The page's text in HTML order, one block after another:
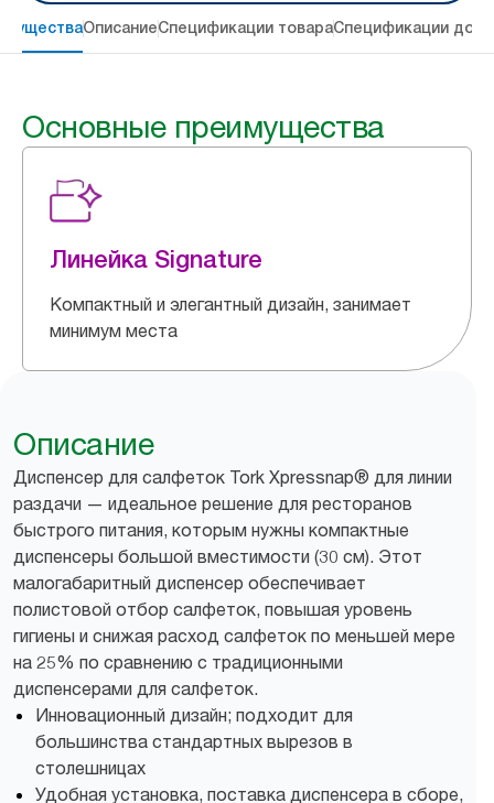
ОписаниеСпецификации товараСпецификации
Основные преимущества
Линейка Signature
Компактный и элегантный дизайн, занимает
минимум места
Описание
Диспенсер для салфеток Tork Xpressnap® для линии
раздачи — идеальное решение для ресторанов
быстрого питания, которым нужны компактные
диспенсеры большой вместимости (30 см). Этот
малогабаритный диспенсер обеспечивает
полистовой отбор салфеток, повышая уровень
гигиены и снижая расход салфеток по меньшей мере
на 25% по сравнению с традиционными
диспенсерами для салфеток.
Инновационный дизайн; подходит для
большинства стандартных вырезов в
столешницах
Удобная установка, поставка диспенсера в сборе,